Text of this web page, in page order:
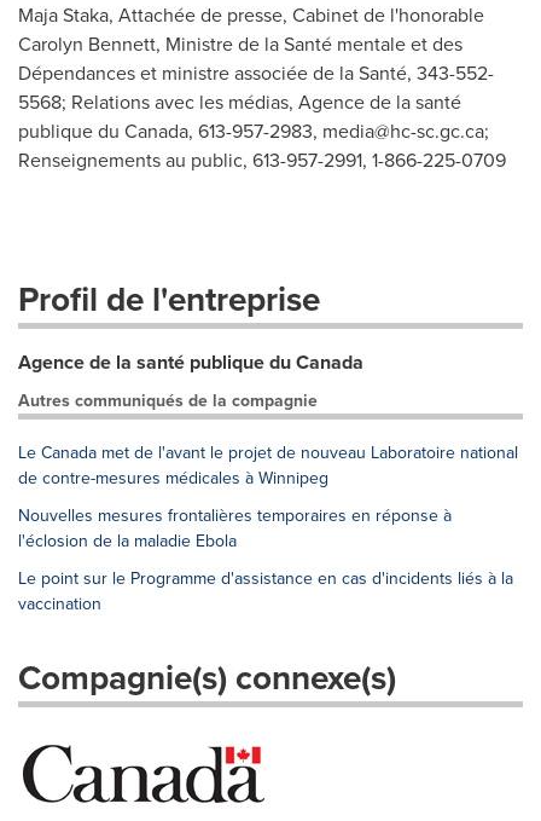
Maja Staka, Attachée de presse, Cabinet de l'honorable
Carolyn Bennett, Ministre de la Santé mentale et des
Dépendances et ministre associée de la Santé, 343-552-
5568; Relations avec les médias, Agence de la santé
publique du Canada, 613-957-2983, media@hc-sc.gc.ca;
Renseignements au public, 613-957-2991, 1-866-225-0709
Profil de l'entreprise
Agence de la santé publique du Canada
Autres communiqués de la compagnie
Le Canada met de l'avant le projet de nouveau Laboratoire national
de contre-mesures médicales à Winnipeg
Nouvelles mesures frontalières temporaires en réponse à
l'éclosion de la maladie Ebola
Le point sur le Programme d'assistance en cas d'incidents liés à la
vaccination
Compagnie(s) connexe(s)